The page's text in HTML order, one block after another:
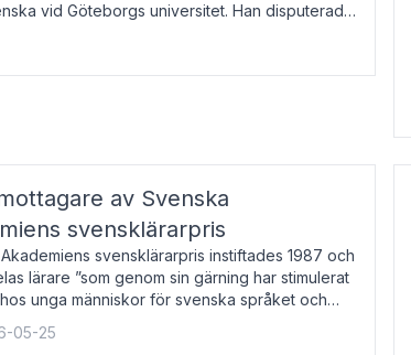
vid Göteborgs universitet. Han disputerade
Författn
av Svenska
svensklärarpris
svensklärarpris instiftades 1987 och
lärare ”som genom sin gärning har stimulerat
unga människor för svenska språket och
Prisutdelning och samtal med pristagarna
under
05-25